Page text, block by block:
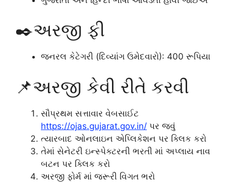
✒️અરજી ફી
જનરલ કેટેગરી (દિવ્યાંગ ઉમેદવારો): 400 રૂપિયા
📌અરજી કેવી રીતે કરવી
સૌપ્રથમ સત્તાવાર વેબસાઈટ
https://ojas.gujarat.gov.in/ પર જવું
ત્યારબાદ ઓનલાઇન એપ્લિકેશન પર ક્લિક કરો
તેમાં સેનેટરી ઇન્સ્પેક્ટરની ભરતી માં અપ્લાય નાવ
બટન પર ક્લિક કરો
અરજી ફોર્મ માં જરૂરી વિગત ભરો